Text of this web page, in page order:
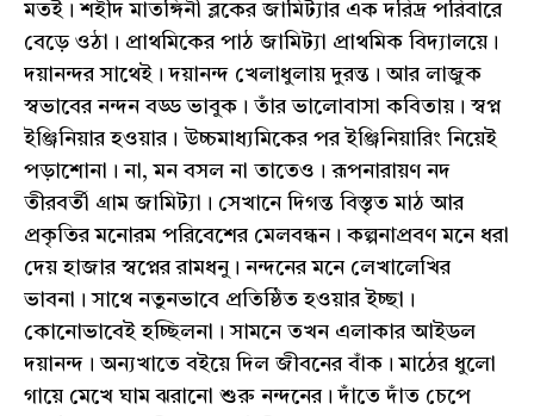
মতই। শহীদ মাতঙ্গিনী ব্লকের জামিট‍্যার এক দরিদ্র পরিবারে
বেড়ে ওঠা। প্রাথমিকের পাঠ জামিট‍্যা প্রাথমিক বিদ‍্যালয়ে।
দয়ানন্দর সাথেই। দয়ানন্দ খেলাধুলায় দুরন্ত। আর লাজুক
স্বভাবের নন্দন বড্ড ভাবুক। তাঁর ভালোবাসা কবিতায়। স্বপ্ন
ইঞ্জিনিয়ার হওয়ার। উচ্চমাধ‍্যমিকের পর ইঞ্জিনিয়ারিং নিয়েই
পড়াশোনা। না, মন বসল না তাতেও। রূপনারায়ণ নদ
তীরবর্তী গ্রাম জামিট‍্যা। সেখানে দিগন্ত বিস্তৃত মাঠ আর
প্রকৃতির মনোরম পরিবেশের মেলবন্ধন। কল্পনাপ্রবণ মনে ধরা
দেয় হাজার স্বপ্নের রামধনু। নন্দনের মনে লেখালেখির
ভাবনা। সাথে নতুনভাবে প্রতিষ্ঠিত হওয়ার ইচ্ছা।
কোনোভাবেই হচ্ছিলনা। সামনে তখন এলাকার আইডল
দয়ানন্দ। অন‍্যখাতে বইয়ে দিল জীবনের বাঁক। মাঠের ধুলো
গায়ে মেখে ঘাম ঝরানো শুরু নন্দনের। দাঁতে দাঁত চেপে